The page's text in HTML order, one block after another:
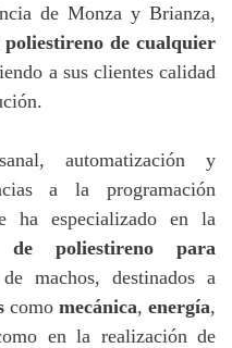
de Monza y Brianza,
poliestireno de cualquier
a sus clientes calidad
automatización y
a la programación
ha especializado en la
de poliestireno para
machos, destinados a
como mecánica, energía,
en la realización de